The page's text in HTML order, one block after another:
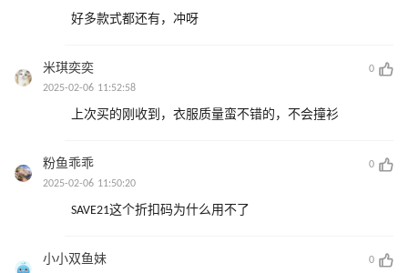
好多款式都还有，冲呀
米琪奕奕
0
2025-02-06 11:52:58
上次买的刚收到，衣服质量蛮不错的，不会撞衫
粉鱼乖乖
0
2025-02-06 11:50:20
SAVE21这个折扣码为什么用不了
小小双鱼妹
0